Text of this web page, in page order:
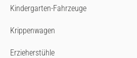
Kindergarten-Fahrzeuge
Krippenwagen
Erzieherstühle